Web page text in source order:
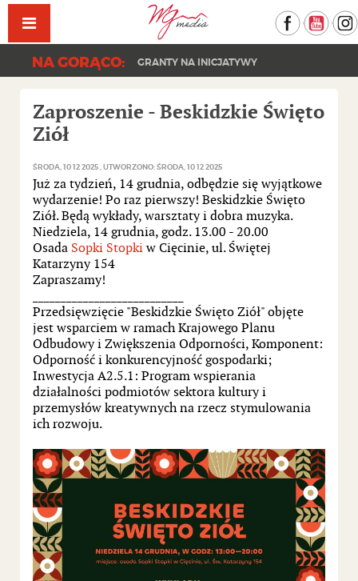
Facebook
NA GORĄCO: GRANTY NA INICJATYWY
Zaproszenie - Beskidzkie Święto
Ziół
ŚRODA, 10 12 2025 UTWORZONO: ŚRODA, 10 12 2025
Już za tydzień, 14 grudnia, odbędzie się wyjątkowe
wydarzenie! Po raz pierwszy! Beskidzkie Święto
Ziół. Będą wykłady, warsztaty i dobra muzyka.
Niedziela, 14 grudnia, godz. 13.00 - 20.00
Osada Sopki Stopki w Cięcinie, ul. Świętej
Katarzyny 154
Zapraszamy!
Przedsięwzięcie "Beskidzkie Święto Ziół" objęte
jest wsparciem w ramach Krajowego Planu
Odbudowy i Zwiększenia Odporności, Komponent:
Odporność i konkurencyjność gospodarki;
Inwestycja A2.5.1: Program wspierania
działalności podmiotów sektora kultury i
przemysłów kreatywnych na rzecz stymulowania
ich rozwoju.